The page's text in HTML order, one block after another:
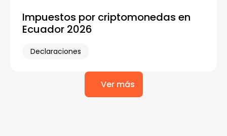
Impuestos por criptomonedas en
Ecuador 2026
Declaraciones
Ver más